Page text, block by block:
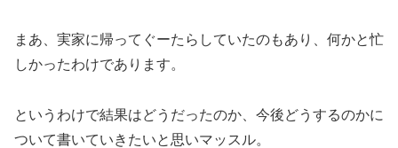
まあ、実家に帰ってぐーたらしていたのもあり、何かと忙
しかったわけであります。
というわけで結果はどうだったのか、今後どうするのかに
ついて書いていきたいと思いマッスル。